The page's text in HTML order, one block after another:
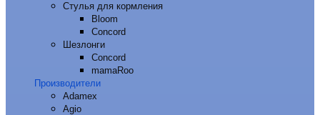
Стулья для кормления
Bloom
Concord
Шезлонги
Concord
mamaRoo
Производители
Adamex
Agio